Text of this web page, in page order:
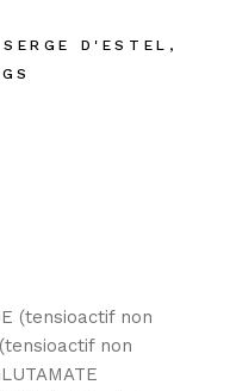
SERGE D'ESTEL ,
(tensioactif non
non